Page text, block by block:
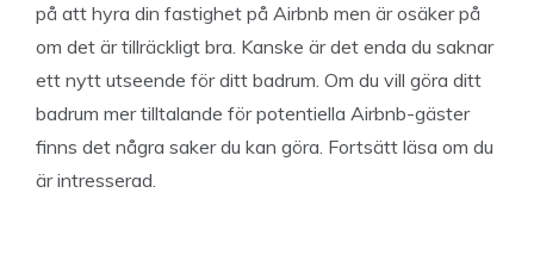
på att hyra din fastighet på Airbnb men är osäker på
om det är tillräckligt bra. Kanske är det enda du saknar
ett nytt utseende för ditt badrum. Om du vill göra ditt
badrum mer tilltalande för potentiella Airbnb-gäster
finns det några saker du kan göra. Fortsätt läsa om du
är intresserad.